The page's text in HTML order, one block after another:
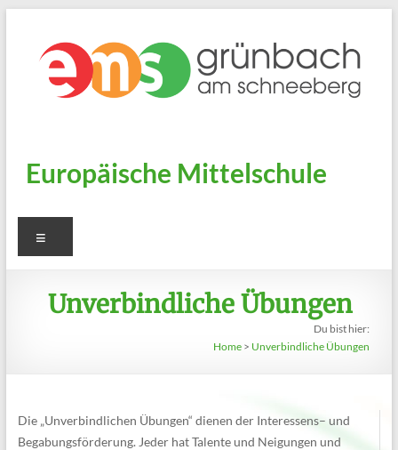
springen
Europäische Mittelschule
Unverbindliche Übungen
Du bist hier:
Home > Unverbindliche Übungen
Die „Unverbindlichen Übungen“ dienen der Interessens– und
Begabungsförderung. Jeder hat Talente und Neigungen und